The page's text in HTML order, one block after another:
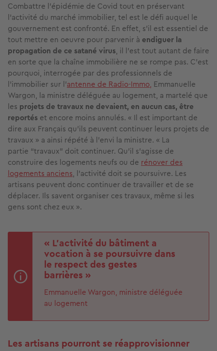
Combattre l’épidémie de Covid tout en préservant
l’activité du marché immobilier, tel est le défi auquel le
gouvernement est confronté. En effet, s’il est essentiel de
tout mettre en oeuvre pour parvenir à endiguer la
propagation de ce satané virus, il l’est tout autant de faire
en sorte que la chaîne immobilière ne se rompe pas. C’est
pourquoi, interrogée par des professionnels de
l’immobilier sur l’antenne de Radio-Immo, Emmanuelle
Wargon, la ministre déléguée au logement, a martelé que
les projets de travaux ne devaient, en aucun cas, être
reportés et encore moins annulés. « Il est important de
dire aux Français qu’ils peuvent continuer leurs projets de
travaux » a ainsi répété à l’envi la ministre. « La
partie “travaux” doit continuer. Qu’il s’agisse de
construire des logements neufs ou de rénover des
logements anciens, l’activité doit se poursuivre. Les
artisans peuvent donc continuer de travailler et de se
déplacer. Ils savent organiser ces travaux, même si les
gens sont chez eux ».
« L’activité du bâtiment a
vocation à se poursuivre dans
le respect des gestes
barrières »
Emmanuelle Wargon, ministre déléguée
au logement
Les artisans pourront se réapprovisionner